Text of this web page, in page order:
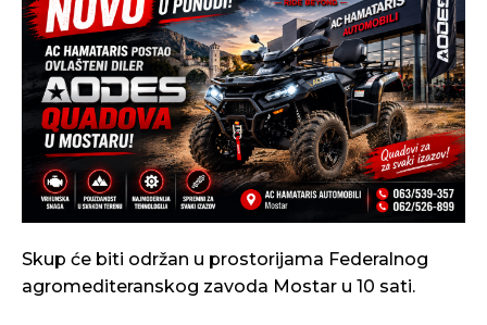
Skup će biti održan u prostorijama Federalnog
agromediteranskog zavoda Mostar u 10 sati.